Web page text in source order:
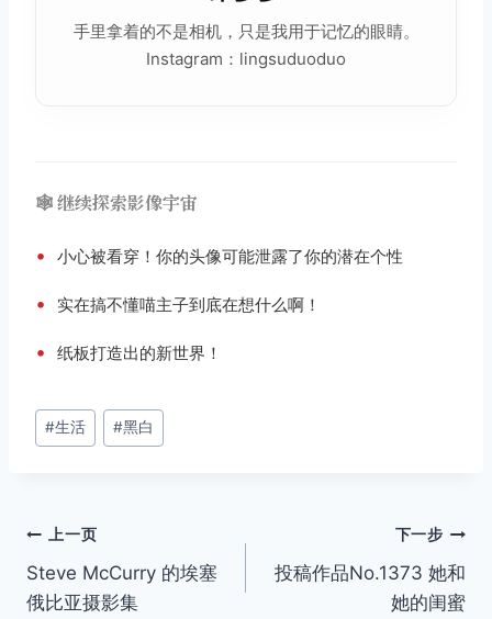
手里拿着的不是相机，只是我用于记忆的眼睛。
Instagram：lingsuduoduo
🕸️ 继续探索影像宇宙
• 小心被看穿！你的头像可能泄露了你的潜在个性
• 实在搞不懂喵主子到底在想什么啊！
• 纸板打造出的新世界！
文
章
#生活 #黑白
文
章
上一页
Steve McCurry 的埃塞
俄比亚摄影集
下一步
投稿作品No.1373 她和
她的闺蜜